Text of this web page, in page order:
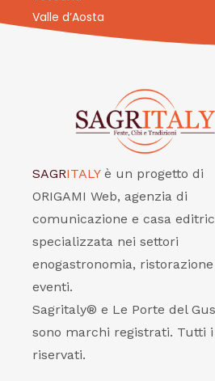
Valle d’Aosta
SAGRITALY è un progetto di
ORIGAMI Web, agenzia di
comunicazione e casa
specializzata nei settori
enogastronomia, ristorazione
eventi.
Sagritaly® e Le Porte del
sono marchi registrati. Tutti
riservati.